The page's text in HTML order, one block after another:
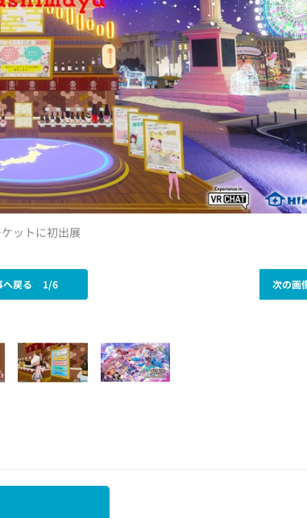
ケットに初出展
次の画
へ戻る 1/6